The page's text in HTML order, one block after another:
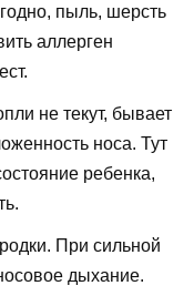
пыль, шерсть
аллерген
не текут, бывает
носа. Тут
ребенка,
При сильной
дыхание.